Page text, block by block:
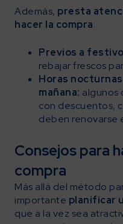
Además, presta
hacer la compra:
Previos a
rebajar frescos
Horas
mañana: algunos
con descuentos,
deben renovarse
Consejos para
compra
Más allá del método
importante planificar
que a la vez sea